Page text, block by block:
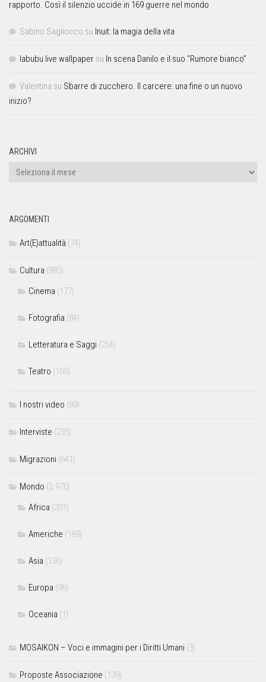
rapporto. Così il silenzio uccide in 169 guerre nel mondo
Sabino Sagliocco su Inuit: la magia della vita
labubu live wallpaper su In scena Danilo e il suo “Rumore bianco”
Valentina su Sbarre di zucchero. Il carcere: una fine o un nuovo
inizio?
ARCHIVI
ARGOMENTI
Art(E)attualità (74)
Cultura (885)
Cinema (177)
Fotografia (84)
Letteratura e Saggi (254)
Teatro (105)
I nostri video (89)
Interviste (235)
Migrazioni (641)
Mondo (2.970)
Africa (201)
Americhe (189)
Asia (136)
Europa (96)
Oceania (1)
MOSAIKON – Voci e immagini per i Diritti Umani (3)
Proposte Associazione (139)